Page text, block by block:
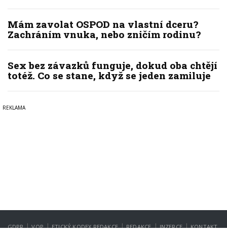
Mám zavolat OSPOD na vlastní dceru?
Zachráním vnuka, nebo zničím rodinu?
Sex bez závazků funguje, dokud oba chtějí
totéž. Co se stane, když se jeden zamiluje
GDPR | VOP | ETICKÝ KODEX REDAKCE | REDAKCE | INZERCE | KONTAKT